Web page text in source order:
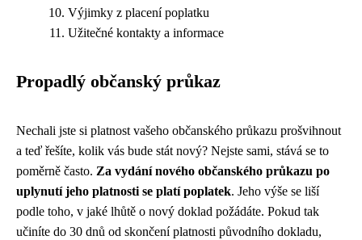
Výjimky z placení poplatku
Užitečné kontakty a informace
Propadlý občanský průkaz
Nechali jste si platnost vašeho občanského průkazu prošvihnout
a teď řešíte, kolik vás bude stát nový? Nejste sami, stává se to
poměrně často. Za vydání nového občanského průkazu po
uplynutí jeho platnosti se platí poplatek. Jeho výše se liší
podle toho, v jaké lhůtě o nový doklad požádáte. Pokud tak
učiníte do 30 dnů od skončení platnosti původního dokladu,